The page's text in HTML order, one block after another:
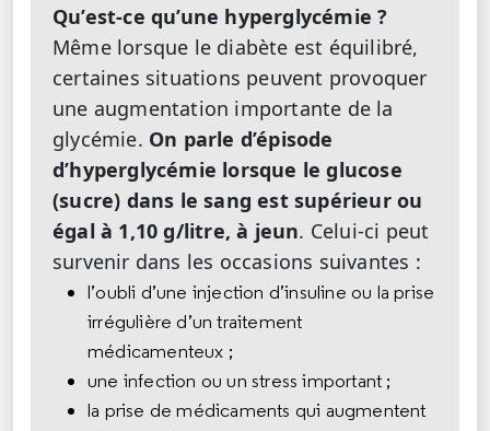
Qu’est-ce qu’une hyperglycémie ?
Même lorsque le diabète est équilibré,
certaines situations peuvent provoquer
une augmentation importante de la
glycémie. On parle d’épisode
d’hyperglycémie lorsque le glucose
(sucre) dans le sang est supérieur ou
égal à 1,10 g/litre, à jeun. Celui-ci peut
survenir dans les occasions suivantes :
l’oubli d’une injection d’insuline ou la prise
irrégulière d’un traitement
médicamenteux ;
une infection ou un stress important ;
la prise de médicaments qui augmentent